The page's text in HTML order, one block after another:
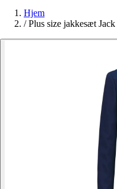
Hjem
/ Plus size jakkesæt